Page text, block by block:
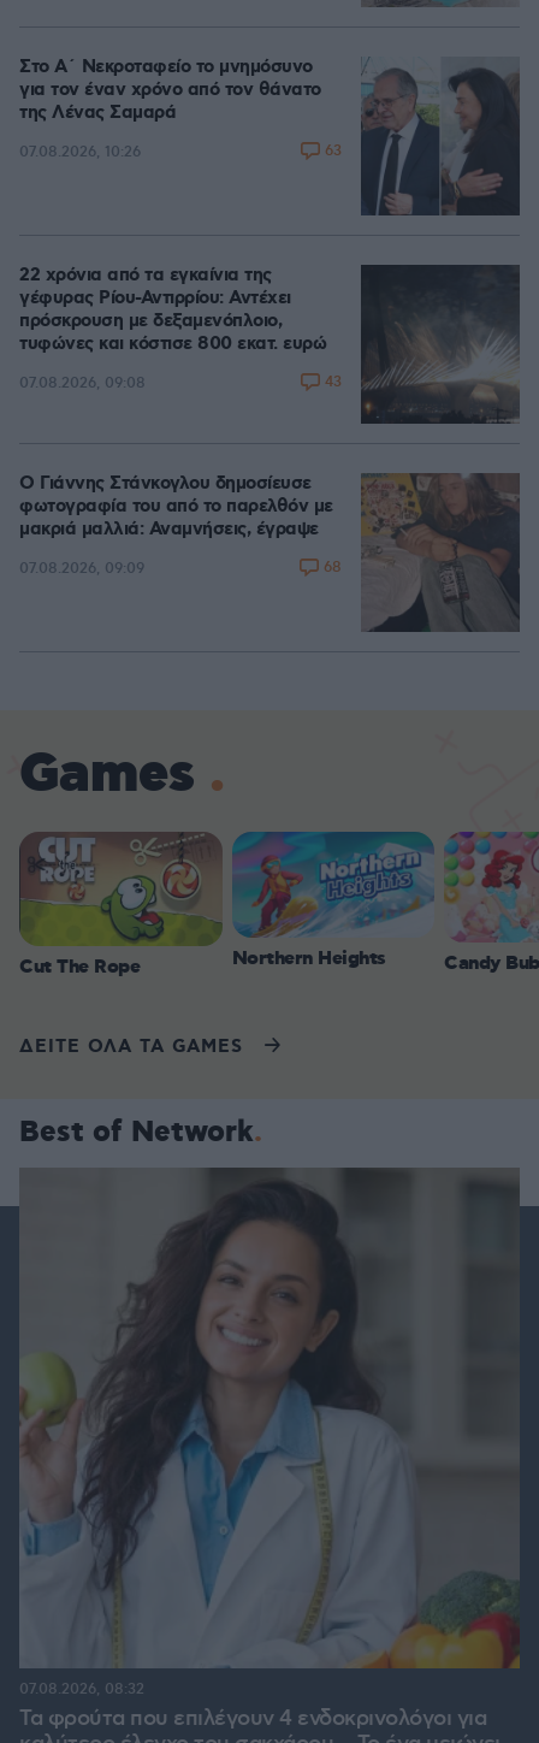
Στο Α΄ Νεκροταφείο το μνημόσυνο
για τον έναν χρόνο από τον θάνατο
της Λένας Σαμαρά
07.08.2026, 10:26 63
22 χρόνια από τα εγκαίνια της
γέφυρας Ρίου-Αντιρρίου: Αντέχει
πρόσκρουση με δεξαμενόπλοιο,
τυφώνες και κόστισε 800 εκατ. ευρώ
07.08.2026, 09:08 43
Ο Γιάννης Στάνκογλου δημοσίευσε
φωτογραφία του από το παρελθόν με
μακριά μαλλιά: Αναμνήσεις, έγραψε
07.08.2026, 09:09 68
Games
Cut The Rope Northern Heights Candy
ΔΕΙΤΕ ΟΛΑ ΤΑ GAMES
Best of Network
Τα φρούτα που επιλέγουν 4 ενδοκρινολόγοι για
07.08.2026, 08:32